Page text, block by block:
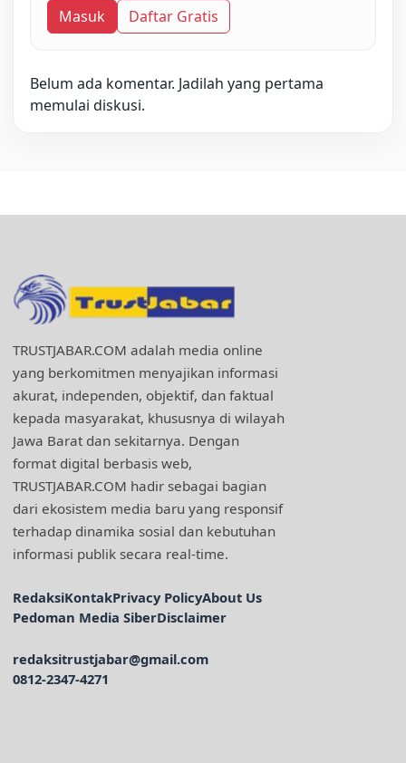
Masuk
Daftar Gratis
Belum ada komentar. Jadilah yang pertama
memulai diskusi.
TRUSTJABAR.COM adalah media online
yang berkomitmen menyajikan informasi
akurat, independen, objektif, dan faktual
kepada masyarakat, khususnya di wilayah
Jawa Barat dan sekitarnya. Dengan
format digital berbasis web,
TRUSTJABAR.COM hadir sebagai bagian
dari ekosistem media baru yang responsif
terhadap dinamika sosial dan kebutuhan
informasi publik secara real-time.
RedaksiKontakPrivacy PolicyAbout Us
Pedoman Media SiberDisclaimer
redaksitrustjabar@gmail.com
0812-2347-4271